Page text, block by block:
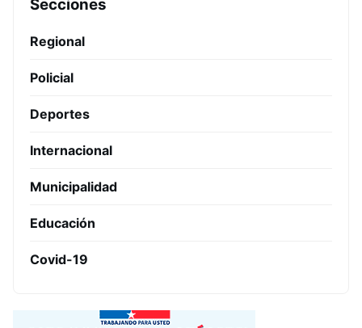
Secciones
Regional
Policial
Deportes
Internacional
Municipalidad
Educación
Covid-19